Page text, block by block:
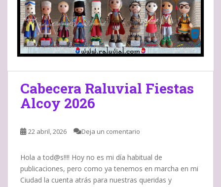
Cabecera Raluvial Fiestas
Alcoy 2026
22 abril, 2026 Deja un comentario
Hola a tod@s!!!! Hoy no es mi día habitual de
publicaciones, pero como ya tenemos en marcha en mi
Ciudad la cuenta atrás para nuestras queridas y